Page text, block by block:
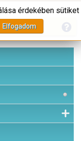
érdekében sütiket
Elfogadom